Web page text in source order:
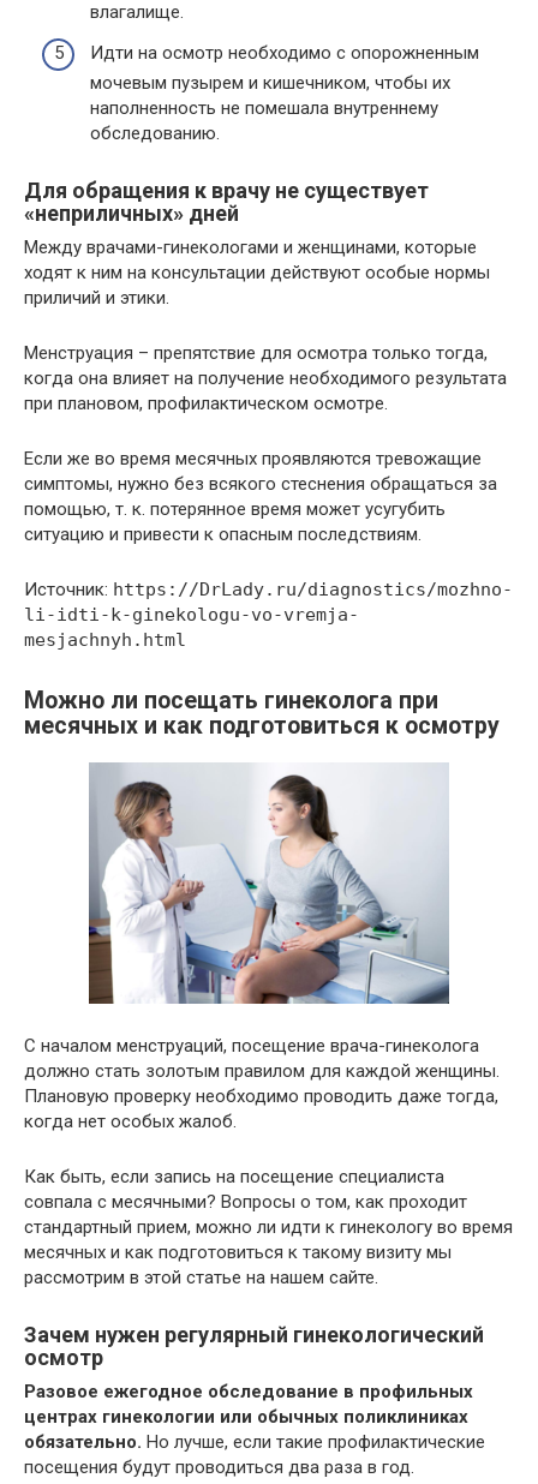
влагалище.
Идти на осмотр необходимо с опорожненным
мочевым пузырем и кишечником, чтобы их
наполненность не помешала внутреннему
обследованию.
Для обращения к врачу не существует
«неприличных» дней
Между врачами-гинекологами и женщинами, которые
ходят к ним на консультации действуют особые нормы
приличий и этики.
Менструация – препятствие для осмотра только тогда,
когда она влияет на получение необходимого результата
при плановом, профилактическом осмотре.
Если же во время месячных проявляются тревожащие
симптомы, нужно без всякого стеснения обращаться за
помощью, т. к. потерянное время может усугубить
ситуацию и привести к опасным последствиям.
Источник: https://DrLady.ru/diagnostics/mozhno-
li-idti-k-ginekologu-vo-vremja-
mesjachnyh.html
Можно ли посещать гинеколога при
месячных и как подготовиться к осмотру
С началом менструаций, посещение врача-гинеколога
должно стать золотым правилом для каждой женщины.
Плановую проверку необходимо проводить даже тогда,
когда нет особых жалоб.
Как быть, если запись на посещение специалиста
совпала с месячными? Вопросы о том, как проходит
стандартный прием, можно ли идти к гинекологу во время
месячных и как подготовиться к такому визиту мы
рассмотрим в этой статье на нашем сайте.
Зачем нужен регулярный гинекологический
осмотр
Разовое ежегодное обследование в профильных
центрах гинекологии или обычных поликлиниках
обязательно. Но лучше, если такие профилактические
посещения будут проводиться два раза в год.